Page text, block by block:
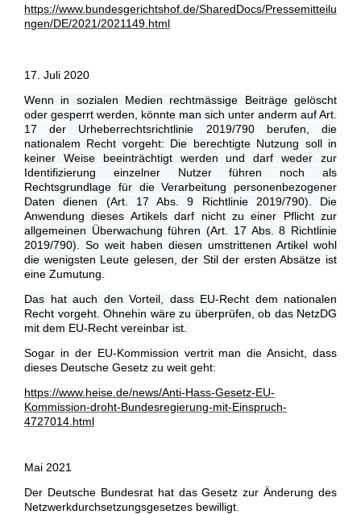
https://www.bundesgerichtshof.de/SharedDocs/Pressemitteilu
ngen/DE/2021/2021149.html
17. Juli 2020
Wenn in sozialen Medien rechtmässige Beiträge gelöscht
oder gesperrt werden, könnte man sich unter anderm auf Art.
17 der Urheberrechtsrichtlinie 2019/790 berufen, die
nationalem Recht vorgeht: Die berechtigte Nutzung soll in
keiner Weise beeinträchtigt werden und darf weder zur
Identifizierung einzelner Nutzer führen noch als
Rechtsgrundlage für die Verarbeitung personenbezogener
Daten dienen (Art. 17 Abs. 9 Richtlinie 2019/790). Die
Anwendung dieses Artikels darf nicht zu einer Pflicht zur
allgemeinen Überwachung führen (Art. 17 Abs. 8 Richtlinie
2019/790). So weit haben diesen umstrittenen Artikel wohl
die wenigsten Leute gelesen, der Stil der ersten Absätze ist
eine Zumutung.
Das hat auch den Vorteil, dass EU-Recht dem nationalen
Recht vorgeht. Ohnehin wäre zu überprüfen, ob das NetzDG
mit dem EU-Recht vereinbar ist.
Sogar in der EU-Kommission vertrit man die Ansicht, dass
dieses Deutsche Gesetz zu weit geht:
https://www.heise.de/news/Anti-Hass-Gesetz-EU-
Kommission-droht-Bundesregierung-mit-Einspruch-
4727014.html
Mai 2021
Der Deutsche Bundesrat hat das Gesetz zur Änderung des
Netzwerkdurchsetzungsgesetzes bewilligt.